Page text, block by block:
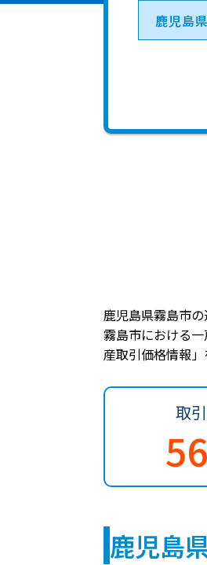
鹿児島県霧島市
霧島市における
産取引価格情報
取
鹿児島